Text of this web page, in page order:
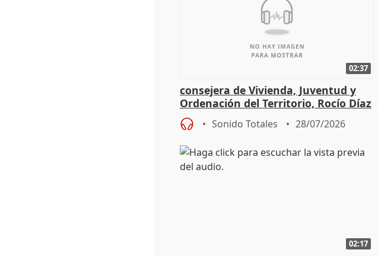
02:37
consejera de Vivienda, Juventud y
Ordenación del Territorio, Rocío Díaz
Sonido Totales 28/07/2026
02:17